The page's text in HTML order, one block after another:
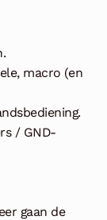
macro (en
/ GND-
gaan de